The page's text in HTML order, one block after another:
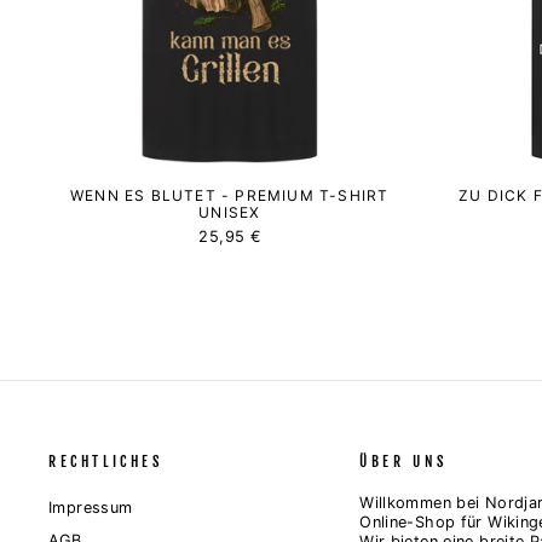
WENN ES BLUTET - PREMIUM T-SHIRT
UNISEX
25,95 €
ZU DICK
RECHTLICHES
Impressum
ÜBER UNS
Willkommen bei
Online-Shop für